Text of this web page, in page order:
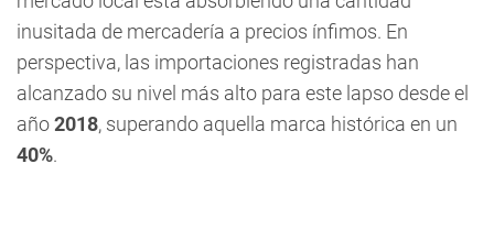
inusitada de mercadería a precios ínfimos. En
perspectiva, las importaciones registradas han
alcanzado su nivel más alto para este lapso desde el
año2018, superando aquella marca histórica en un
40%.